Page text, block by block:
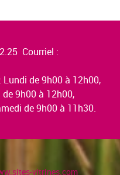
Courriel :
Lundi de 9h00 à 12h00,
9h00 à 12h00,
de 9h00 à 11h30.
vitrines.com